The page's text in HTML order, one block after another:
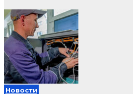
Новости